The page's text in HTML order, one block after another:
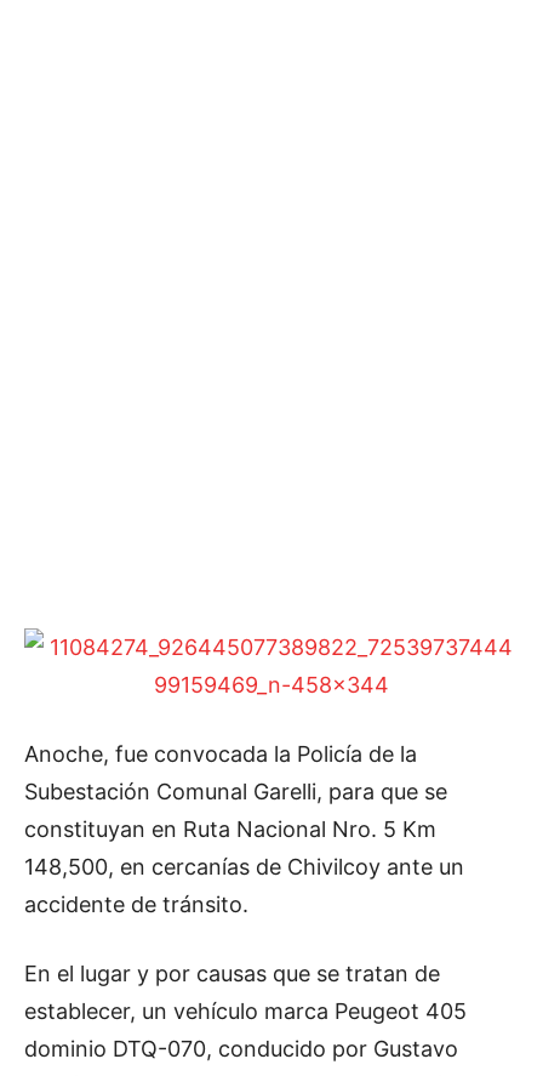
Anoche, fue convocada la Policía de la
Subestación Comunal Garelli, para que se
constituyan en Ruta Nacional Nro. 5 Km
148,500, en cercanías de Chivilcoy ante un
accidente de tránsito.
En el lugar y por causas que se tratan de
establecer, un vehículo marca Peugeot 405
dominio DTQ-070, conducido por Gustavo